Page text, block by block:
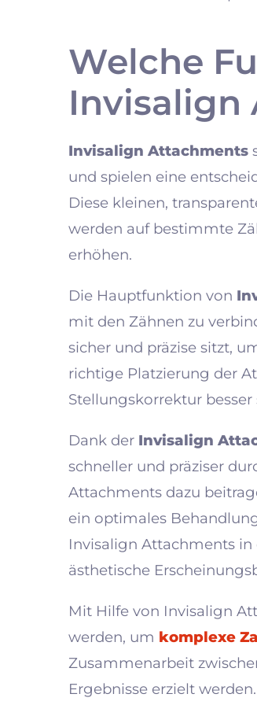
Welche
Invisalign
Invisalign Attachments
und spielen eine
Diese kleinen,
werden auf bestimmte
erhöhen.
Die Hauptfunktion von
mit den Zähnen zu
sicher und präzise sitzt,
richtige Platzierung der
Stellungskorrektur besser
Dank der Invisalign
schneller und präziser
Attachments dazu
ein optimales
Invisalign Attachments
ästhetische
Mit Hilfe von Invisalign
werden, um komplexe
Zusammenarbeit
Ergebnisse erzielt werden.